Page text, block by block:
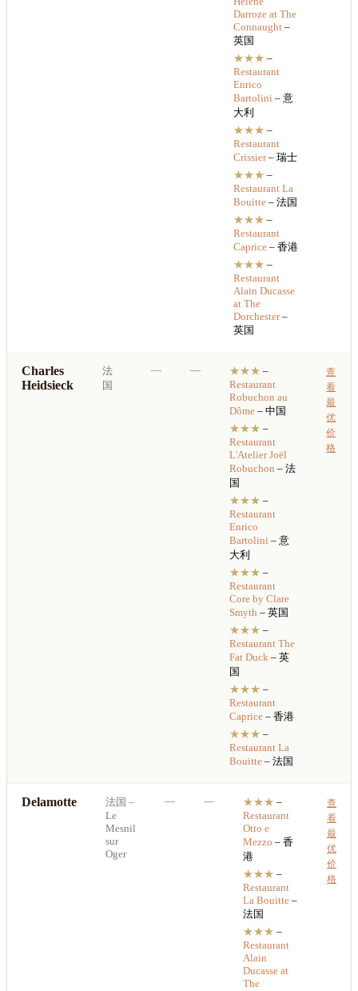
Darroze at The
Connaught –
英国
★★★ –
Restaurant
Enrico
Bartolini – 意
大利
★★★ –
Restaurant
Crissier– 瑞士
★★★ –
Restaurant La
Bouitte – 法国
★★★ –
Restaurant
Caprice – 香港
★★★ –
Restaurant
Alain Ducasse
at The
Dorchester–
英国
Charles
Heidsieck
法
国
— — ★★★ –
Restaurant
Robuchon au
Dôme– 中国
★★★ –
Restaurant
L'Atelier Joël
Robuchon – 法
国
★★★ –
Restaurant
Enrico
Bartolini – 意
大利
★★★ –
Restaurant
Core by Clare
Smyth – 英国
★★★ –
Restaurant The
Fat Duck – 英
国
★★★ –
Restaurant
Caprice– 香港
★★★ –
Restaurant La
Bouitte– 法国
查
看
最
优
价
格
Delamotte 法国 –
Le
Mesnil
sur
Oger
— — ★★★ –
Restaurant
Otto e
Mezzo – 香
港
★★★ –
Restaurant
La Bouitte –
法国
★★★ –
Restaurant
Alain
Ducasse at
The
查
看
最
优
价
格